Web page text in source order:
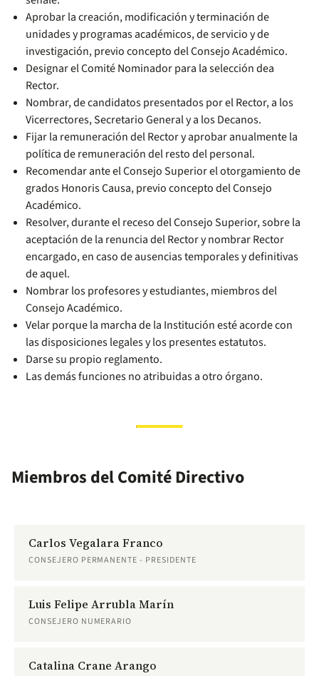
Aprobar la creación, modificación y terminación de
unidades y programas académicos, de servicio y de
investigación, previo concepto del Consejo Académico.
Designar el Comité Nominador para la selección dea
Rector.
Nombrar, de candidatos presentados por el Rector, a los
Vicerrectores, Secretario General y a los Decanos.
Fijar la remuneración del Rector y aprobar anualmente la
política de remuneración del resto del personal.
Recomendar ante el Consejo Superior el otorgamiento de
grados Honoris Causa, previo concepto del Consejo
Académico.
Resolver, durante el receso del Consejo Superior, sobre la
aceptación de la renuncia del Rector y nombrar Rector
encargado, en caso de ausencias temporales y definitivas
de aquel.
Nombrar los profesores y estudiantes, miembros del
Consejo Académico.
Velar porque la marcha de la Institución esté acorde con
las disposiciones legales y los presentes estatutos.
Darse su propio reglamento.
Las demás funciones no atribuidas a otro órgano.
Miembros del Comité Directivo
Carlos Vegalara Franco
CONSEJERO PERMANENTE - PRESIDENTE
Luis Felipe Arrubla Marín
CONSEJERO NUMERARIO
Catalina Crane Arango